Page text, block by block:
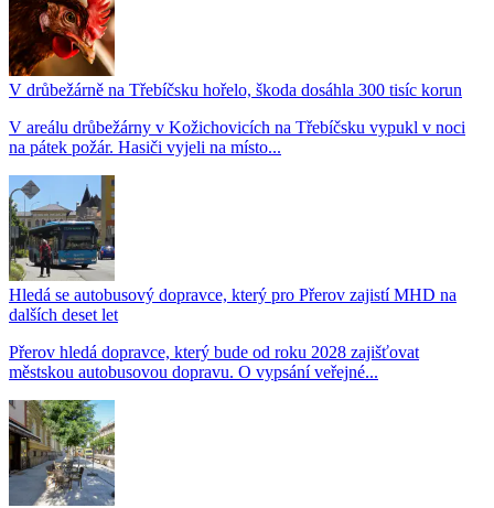
V drůbežárně na Třebíčsku hořelo, škoda dosáhla 300 tisíc korun
V areálu drůbežárny v Kožichovicích na Třebíčsku vypukl v noci
na pátek požár. Hasiči vyjeli na místo...
Hledá se autobusový dopravce, který pro Přerov zajistí MHD na
dalších deset let
Přerov hledá dopravce, který bude od roku 2028 zajišťovat
městskou autobusovou dopravu. O vypsání veřejné...